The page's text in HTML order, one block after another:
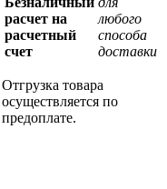
расчет на
расчетный
счет
любого
способа
доставки
Отгрузка товара
осуществляется по
предоплате.